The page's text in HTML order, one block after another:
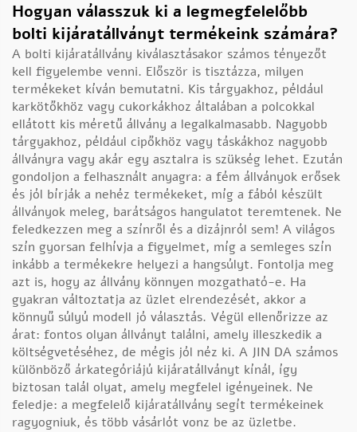
Hogyan válasszuk ki a legmegfelelőbb
bolti kijáratállványt termékeink számára?
A bolti kijáratállvány kiválasztásakor számos tényezőt
kell figyelembe venni. Először is tisztázza, milyen
termékeket kíván bemutatni. Kis tárgyakhoz, például
karkötőkhöz vagy cukorkákhoz általában a polcokkal
ellátott kis méretű állvány a legalkalmasabb. Nagyobb
tárgyakhoz, például cipőkhöz vagy táskákhoz nagyobb
állványra vagy akár egy asztalra is szükség lehet. Ezután
gondoljon a felhasznált anyagra: a fém állványok erősek
és jól bírják a nehéz termékeket, míg a fából készült
állványok meleg, barátságos hangulatot teremtenek. Ne
feledkezzen meg a színről és a dizájnról sem! A világos
szín gyorsan felhívja a figyelmet, míg a semleges szín
inkább a termékekre helyezi a hangsúlyt. Fontolja meg
azt is, hogy az állvány könnyen mozgatható-e. Ha
gyakran változtatja az üzlet elrendezését, akkor a
könnyű súlyú modell jó választás. Végül ellenőrizze az
árat: fontos olyan állványt találni, amely illeszkedik a
költségvetéséhez, de mégis jól néz ki. A JIN DA számos
különböző árkategóriájú kijáratállványt kínál, így
biztosan talál olyat, amely megfelel igényeinek. Ne
feledje: a megfelelő kijáratállvány segít termékeinek
ragyogniuk, és több vásárlót vonz be az üzletbe.